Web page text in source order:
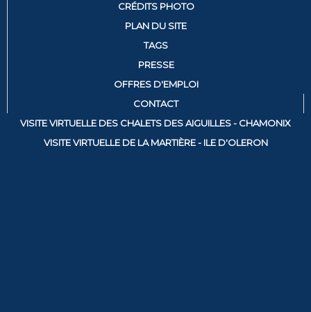
CRÉDITS PHOTO
PLAN DU SITE
TAGS
PRESSE
OFFRES D'EMPLOI
CONTACT
VISITE VIRTUELLE DES CHALETS DES AIGUILLES - CHAMONIX
VISITE VIRTUELLE DE LA MARTIÈRE - ILE D'OLERON